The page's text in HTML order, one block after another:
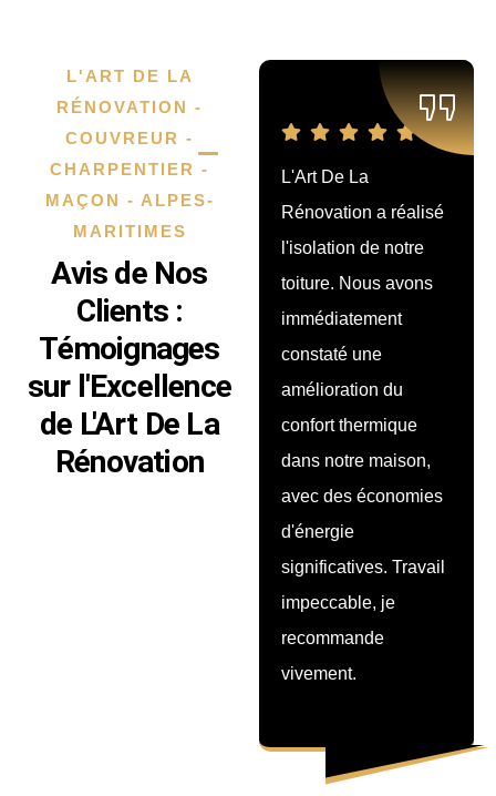
L'ART DE LA
RÉNOVATION -
COUVREUR -
CHARPENTIER -
MAÇON - ALPES-
MARITIMES
Avis de Nos
Clients :
Témoignages
sur l'Excellence
de L'Art De La
Rénovation
L'Art De La
Rénovation a réalisé
toiture. Nous avons
immédiatement
constaté une
amélioration du
confort thermique
dans notre maison,
Nous avons fait
rénover notre
terrasse par cette
société, et le résultat
est superbe ! Les
artisans ont fait
preuve de
professionnalisme et
de créativité pour
aménager l’espace.
Nous sommes
vraiment contents du
résultat, parfait pour
profiter de notre
extérieur.